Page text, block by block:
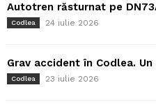
Autotren răsturnat pe
Codlea 24 iulie 2026
Grav accident în Codlea.
Codlea 23 iulie 2026